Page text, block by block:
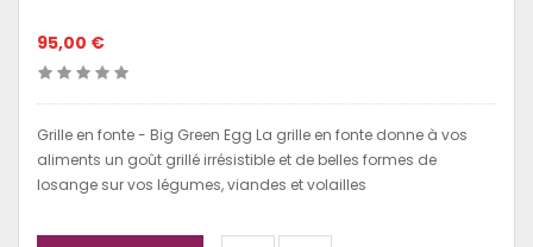
95,00 €
Grille en fonte - Big Green Egg La grille en fonte donne à vos
aliments un goût grillé irrésistible et de belles formes de
losange sur vos légumes, viandes et volailles